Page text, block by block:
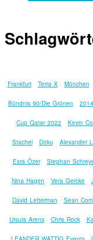
Frankfurt Terra X München
Bündnis 90/Die Grünen 2014
Cup Qatar 2022 Kevin
Stachel Doku Alexander
Esra Özer Stephan
Nina Hagen Vera Gercke
David Letterman Sean
Ursula Arens Chris Rock